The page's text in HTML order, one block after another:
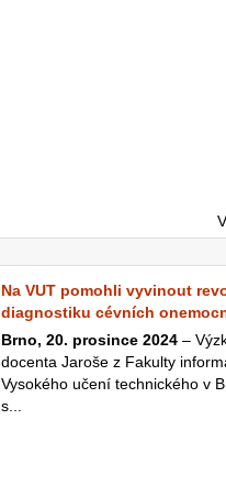
Na VUT pomohli vyvinout
diagnostiku cévních
Brno, 20. prosince 2024 –
docenta Jaroše z Fakulty
Vysokého učení technického v
s...